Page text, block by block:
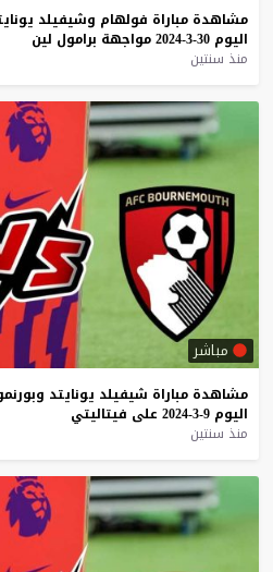
مشاهدة مباراة فولهام وشيفيلد
اليوم 30-3-2024 مواجهة برامول لين
منذ سنتين
مباشر
مشاهدة مباراة شيفيلد يونايتد
اليوم 9-3-2024 على فيتاليتي
منذ سنتين